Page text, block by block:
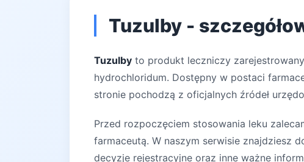
Tuzulby -
Tuzulby to produkt leczniczy
hydrochloridum. Dostępny w postaci
stronie pochodzą z oficjalnych źródeł
Przed rozpoczęciem stosowania leku
farmaceutą. W naszym serwisie znajdziesz
decyzje rejestracyjne oraz inne ważne